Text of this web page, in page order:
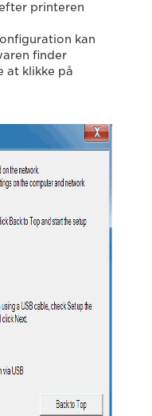
printeren
kan
finder
at klikke på